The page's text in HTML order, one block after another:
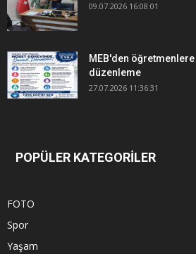
09.07.2026 16:08:01
MEB'den
düzenleme
27.07.2026 11:36:31
POPÜLER KATEGORİLER
FOTO
Spor
Yaşam